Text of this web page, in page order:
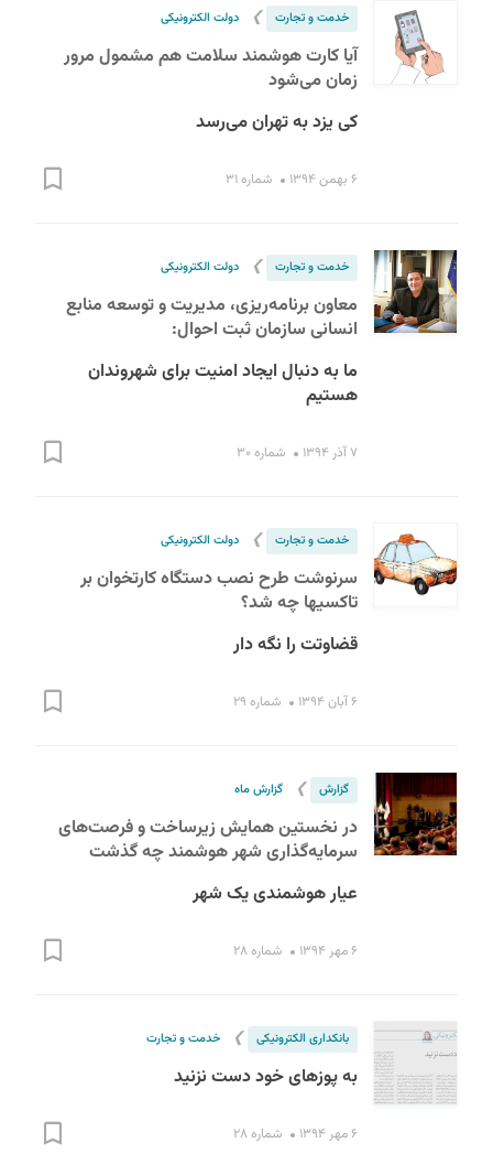
خدمت و تجارت ❯ دولت الکترونیکی
آیا کارت‌ هوشمند سلامت هم مشمول مرور
زمان می‌شود
کی یزد به تهران می‌رسد
۶ بهمن ۱۳۹۴ شماره ۳۱
خدمت و تجارت ❯ دولت الکترونیکی
معاون برنامه‌ریزی، مدیریت و توسعه منابع
انسانی سازمان ثبت احوال:
ما به دنبال ایجاد امنیت برای شهروندان
هستیم
۷ آذر ۱۳۹۴ شماره ۳۰
خدمت و تجارت ❯ دولت الکترونیکی
سرنوشت طرح نصب دستگاه کارتخوان بر
تاکسیها چه شد؟
قضاوتت را نگه دار
۶ آبان ۱۳۹۴ شماره ۲۹
گزارش ❯ گزارش ماه
در نخستین همایش زیرساخت و فرصت‌های
سرمایه‌گذاری شهر هوشمند چه گذشت
عیار هوشمندی یک شهر
۶ مهر ۱۳۹۴ شماره ۲۸
بانکداری الکترونیکی ❯ خدمت و تجارت
به پوزهای خود دست نزنید
۶ مهر ۱۳۹۴ شماره ۲۸